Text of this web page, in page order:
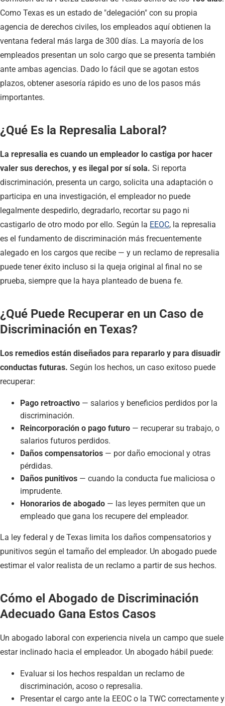
Como Texas es un estado de "delegación" con su propia
agencia de derechos civiles, los empleados aquí obtienen la
ventana federal más larga de 300 días. La mayoría de los
empleados presentan un solo cargo que se presenta también
ante ambas agencias. Dado lo fácil que se agotan estos
plazos, obtener asesoría rápido es uno de los pasos más
importantes.
¿Qué Es la Represalia Laboral?
La represalia es cuando un empleador lo castiga por hacer
valer sus derechos, y es ilegal por sí sola. Si reporta
discriminación, presenta un cargo, solicita una adaptación o
participa en una investigación, el empleador no puede
legalmente despedirlo, degradarlo, recortar su pago ni
castigarlo de otro modo por ello. Según la EEOC, la represalia
es el fundamento de discriminación más frecuentemente
alegado en los cargos que recibe — y un reclamo de represalia
puede tener éxito incluso si la queja original al final no se
prueba, siempre que la haya planteado de buena fe.
¿Qué Puede Recuperar en un Caso de
Discriminación en Texas?
Los remedios están diseñados para repararlo y para disuadir
conductas futuras. Según los hechos, un caso exitoso puede
recuperar:
Pago retroactivo — salarios y beneficios perdidos por la
discriminación.
Reincorporación o pago futuro — recuperar su trabajo, o
salarios futuros perdidos.
Daños compensatorios — por daño emocional y otras
pérdidas.
Daños punitivos — cuando la conducta fue maliciosa o
imprudente.
Honorarios de abogado — las leyes permiten que un
empleado que gana los recupere del empleador.
La ley federal y de Texas limita los daños compensatorios y
punitivos según el tamaño del empleador. Un abogado puede
estimar el valor realista de un reclamo a partir de sus hechos.
Cómo el Abogado de Discriminación
Adecuado Gana Estos Casos
Un abogado laboral con experiencia nivela un campo que suele
estar inclinado hacia el empleador. Un abogado hábil puede:
Evaluar si los hechos respaldan un reclamo de
discriminación, acoso o represalia.
Presentar el cargo ante la EEOC o la TWC correctamente y